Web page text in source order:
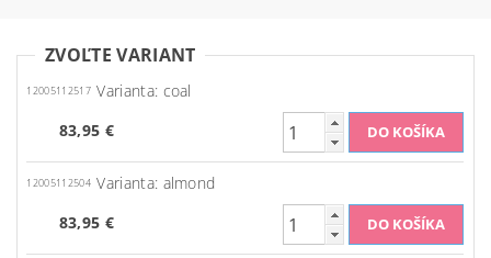
ZVOĽTE VARIANT
12005112517 Varianta: coal
83,95 €
12005112504 Varianta: almond
83,95 €